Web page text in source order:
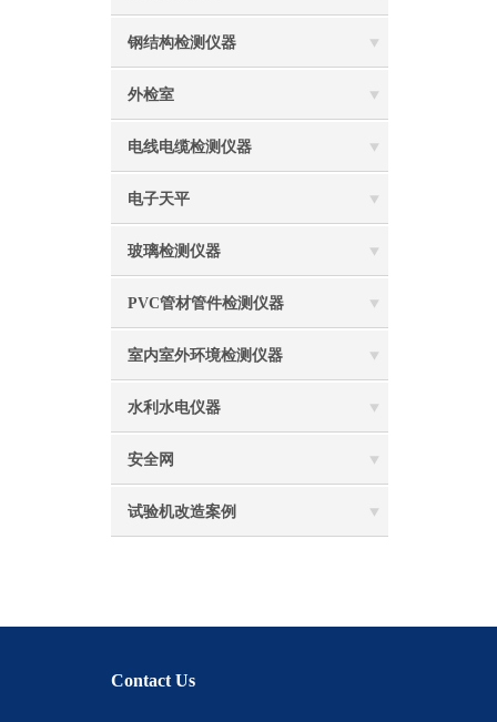
钢结构检测仪器
外检室
电线电缆检测仪器
电子天平
玻璃检测仪器
PVC管材管件检测仪器
室内室外环境检测仪器
水利水电仪器
安全网
试验机改造案例
Contact Us